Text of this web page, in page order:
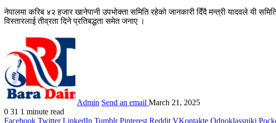
नेपालमा करिब ४२ हजार खानेपानी उपभोक्ता समिति रहेको जानकारी दिँदै मन्त्री यादवले यी
विस्तारलाई तीव्रता दिने प्रतिबद्धता समेत जनाए ।
Admin Send an email March 21, 2025
0 31 1 minute read
Facebook Twitter LinkedIn Tumblr Pinterest Reddit VKontakte Odnoklassniki